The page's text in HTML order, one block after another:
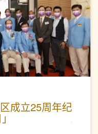
成立25周年纪